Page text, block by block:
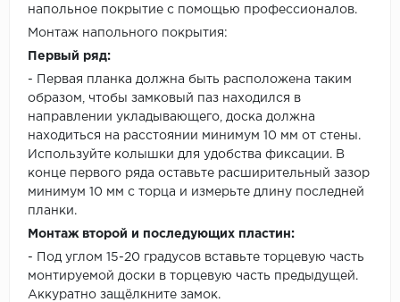
напольное покрытие с помощью профессионалов.
Монтаж напольного покрытия:
Первый ряд:
- Первая планка должна быть расположена таким
образом, чтобы замковый паз находился в
направлении укладывающего, доска должна
находиться на расстоянии минимум 10 мм от стены.
Используйте колышки для удобства фиксации. В
конце первого ряда оставьте расширительный зазор
минимум 10 мм с торца и измерьте длину последней
планки.
Монтаж второй и последующих пластин:
- Под углом 15-20 градусов вставьте торцевую часть
монтируемой доски в торцевую часть предыдущей.
Аккуратно защёлкните замок.